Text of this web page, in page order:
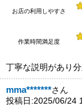
お店の利用しやすさ
作業時間満足度
丁寧な説明があり
mma*******さん
投稿日:2025/06/24